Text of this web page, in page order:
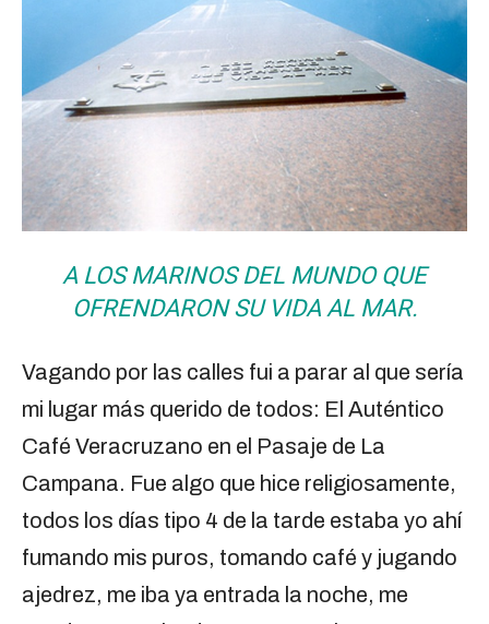
A LOS MARINOS DEL MUNDO QUE
OFRENDARON SU VIDA AL MAR.
Vagando por las calles fui a parar al que sería
mi lugar más querido de todos: El Auténtico
Café Veracruzano en el Pasaje de La
Campana. Fue algo que hice religiosamente,
todos los días tipo 4 de la tarde estaba yo ahí
fumando mis puros, tomando café y jugando
ajedrez, me iba ya entrada la noche, me